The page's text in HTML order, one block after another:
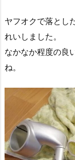
ヤフオクで落とし
れいしました。
なかなか程度の良
ね。